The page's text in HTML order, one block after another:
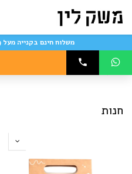
פסח
משק
משלוח חינם בקנייה מעל 349 ש״ח לכתובת אחת 🚗
מארזי פסח
חנות